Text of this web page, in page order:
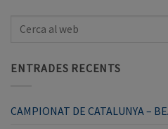
ENTRADES RECENTS
CAMPIONAT DE CATALUNYA –